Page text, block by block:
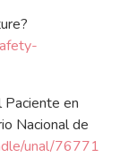
en
Nacional de
unal/76771